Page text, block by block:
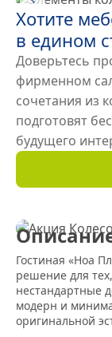
Хотите
в едином
Доверьтесь
фирменном
сочетания из
подготовят
будущего
Гостиная «Ноа
решение для
нестандартные
модерн и
оригинальной